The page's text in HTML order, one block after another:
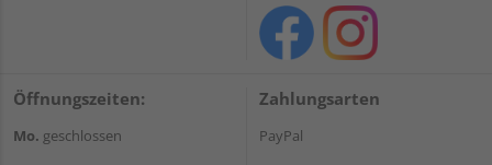
Öffnungszeiten:
Mo. geschlossen
Zahlungsarten
PayPal